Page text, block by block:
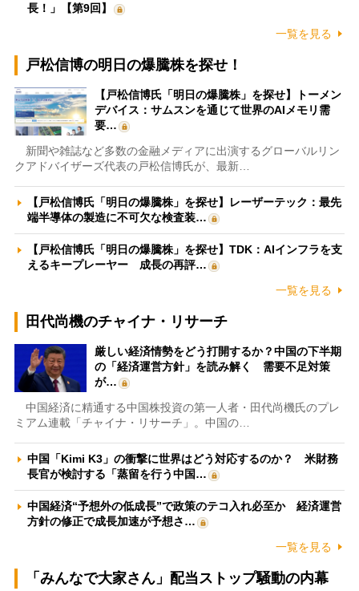
長！」【第9回】
一覧を見る
戸松信博の明日の爆騰株を探せ！
【戸松信博氏「明日の爆騰株」を探せ】トーメン
デバイス：サムスンを通じて世界のAIメモリ需
要…
新聞や雑誌など多数の金融メディアに出演するグローバルリン
クアドバイザーズ代表の戸松信博氏が、最新…
【戸松信博氏「明日の爆騰株」を探せ】レーザーテック：最先
端半導体の製造に不可欠な検査装…
【戸松信博氏「明日の爆騰株」を探せ】TDK：AIインフラを支
えるキープレーヤー 成長の再評…
一覧を見る
田代尚機のチャイナ・リサーチ
厳しい経済情勢をどう打開するか？中国の下半期
の「経済運営方針」を読み解く 需要不足対策
が…
中国経済に精通する中国株投資の第一人者・田代尚機氏のプレ
ミアム連載「チャイナ・リサーチ」。中国の…
中国「Kimi K3」の衝撃に世界はどう対応するのか？ 米財務
長官が検討する「蒸留を行う中国…
中国経済“予想外の低成長”で政策のテコ入れ必至か 経済運営
方針の修正で成長加速が予想さ…
一覧を見る
「みんなで大家さん」配当ストップ騒動の内幕